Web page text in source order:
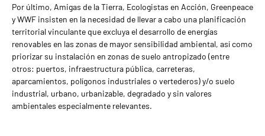
Por último, Amigas de la Tierra, Ecologistas en Acción, Greenpeace
y WWF insisten en la necesidad de llevar a cabo una planificación
territorial vinculante que excluya el desarrollo de energías
renovables en las zonas de mayor sensibilidad ambiental, así como
priorizar su instalación en zonas de suelo antropizado (entre
otros: puertos, infraestructura pública, carreteras,
aparcamientos, polígonos industriales o vertederos) y/o suelo
industrial, urbano, urbanizable, degradado y sin valores
ambientales especialmente relevantes.